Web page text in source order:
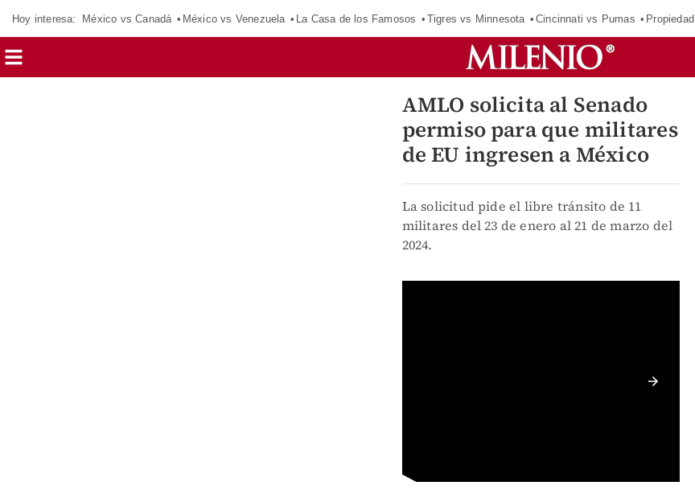
Hoy interesa: México vs Canadá México vs Venezuela La Casa de los Famosos Tigres vs Minnesota Cincinnati vs Pumas Propiedad
AMLO solicita al Senado
permiso para que militares
de EU ingresen a México
La solicitud pide el libre tránsito de 11
militares del 23 de enero al 21 de marzo del
2024.